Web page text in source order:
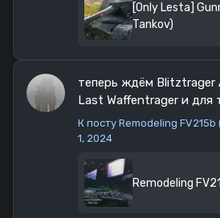
[Only Lesta]
Tankov)
теперь ждём Blitztrager
Last Waffentrager и для
К посту Remodeling FV215b
1, 2024
Remodeling